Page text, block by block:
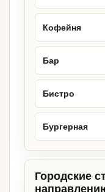
Кофейня
Бар
Бистро
Бургерная
Городские